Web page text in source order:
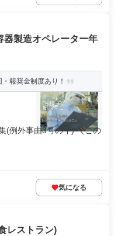
器製造オペレーター年
報奨金制度あり！
(例外事由3号のイ) ＼この
気になる
レストラン)